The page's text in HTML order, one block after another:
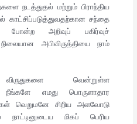
நடத்துதல் மற்றும் பிராந்திய
காட்சிப்படுத்துவதற்கான சந்தை
போன்ற அறிவுப் பகிர்வுச்
அபிவிருத்தியை நாம்
வென்றுள்ள
நீங்களே எமது பொருளாதார
வெறுமனே சிறிய அளவோடு
நாட்டினுடைய மிகப் பெரிய